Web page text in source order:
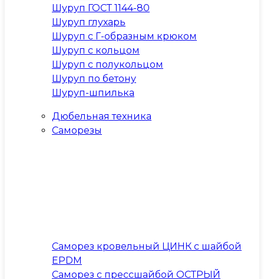
Шуруп ГОСТ 1144-80
Шуруп глухарь
Шуруп с Г-образным крюком
Шуруп с кольцом
Шуруп с полукольцом
Шуруп по бетону
Шуруп-шпилька
Дюбельная техника
Саморезы
Саморез кровельный ЦИНК с шайбой
EPDM
Саморез с прессшайбой ОСТРЫЙ